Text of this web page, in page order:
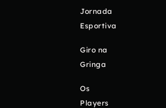
Jornada
Esportiva
Giro na
Gringa
Os
Players